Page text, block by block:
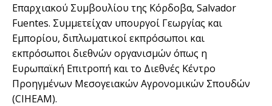
Επαρχιακού Συμβουλίου της Κόρδοβα, Salvador
Fuentes. Συμμετείχαν υπουργοί Γεωργίας και
Εμπορίου, διπλωματικοί εκπρόσωποι και
εκπρόσωποι διεθνών οργανισμών όπως η
Ευρωπαϊκή Επιτροπή και το Διεθνές Κέντρο
Προηγμένων Μεσογειακών Αγρονομικών Σπουδών
(CIHEAM).